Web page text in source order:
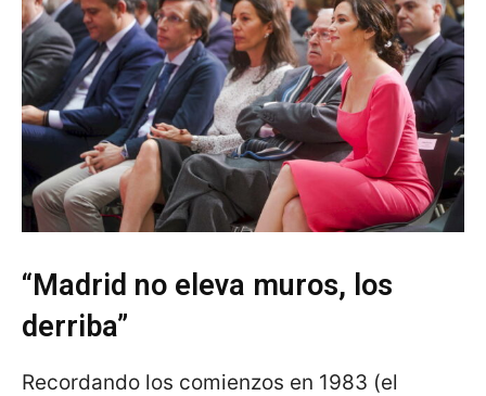
“Madrid no eleva muros, los
derriba”
Recordando los comienzos en 1983 (el